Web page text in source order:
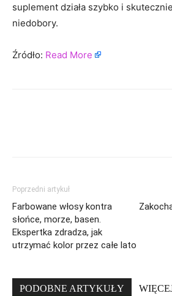
suplement działa szybko i
niedobory.
Źródło: Read More
Poprzedni artykuł
Farbowane włosy kontra
słońce, morze, basen.
Ekspertka zdradza, jak
utrzymać kolor przez całe lato
PODOBNE ARTYKUŁY